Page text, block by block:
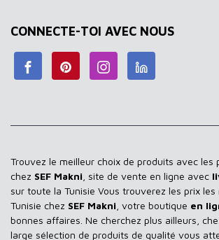
CONNECTE-TOI AVEC NOUS
Trouvez le meilleur choix de produits avec les
chez SEF Makni , site de vente en ligne avec
sur toute la Tunisie Vous trouverez les prix les
Tunisie chez SEF Makni , votre boutique en
bonnes affaires. Ne cherchez plus ailleurs,
large sélection de produits de qualité vous